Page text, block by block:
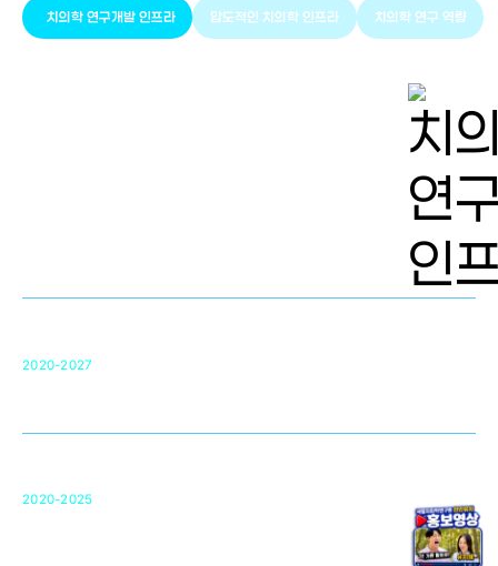
치의학 연구개발 인프라 압도적인 치의학 인프라 치의학 연구 역량
2020-2027
2020-2025 50
미국 베크만연구소